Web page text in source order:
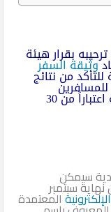
بقرار هيئة
وثيقة السفر
من نتائج
الفحوصات المتعلقة بفيروس كوفيد-19 للمسافرين
المغادرين والقادمين، من وإلى المملكة اعتباراً من 30
سيمكن
سبتمبر
الإلكترونيةالمعتمدة